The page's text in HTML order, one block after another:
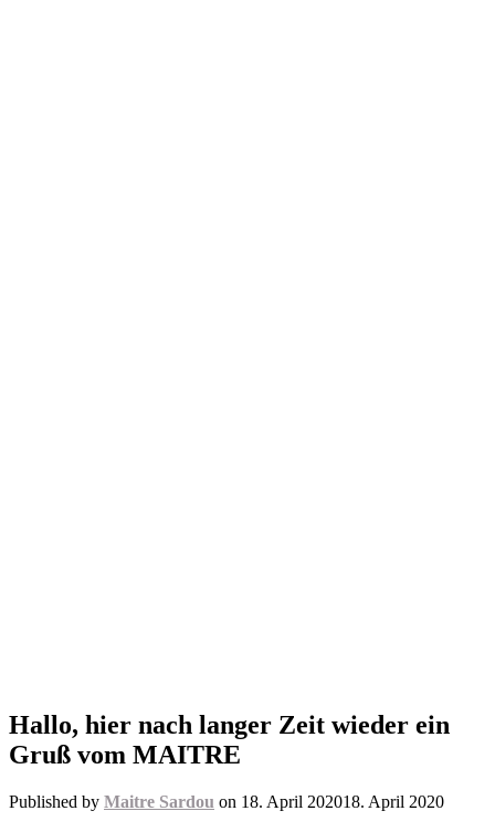
Hallo, hier nach langer Zeit wieder ein
Gruß vom MAITRE
Published by Maitre Sardou on 18. April 202018. April 2020